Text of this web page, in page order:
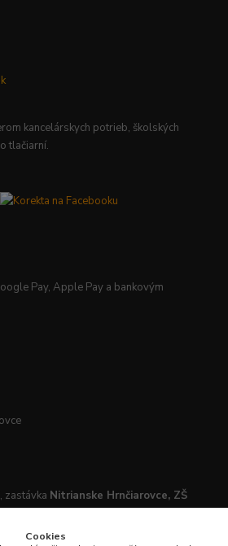
kancelárskych potrieb, školských
tlačiarní.
Pay, Apple Pay a bankovým
, zastávka Nitrianske Hrnčiarovce, ZŠ
Cookies